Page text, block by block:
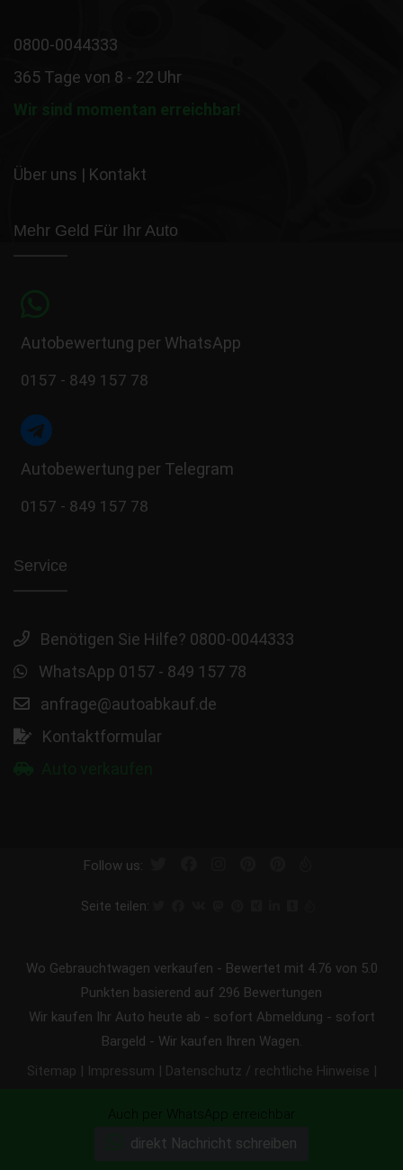
0800-0044333
365 Tage von 8 - 22 Uhr
Wir sind momentan erreichbar!
Über uns | Kontakt
Mehr Geld Für Ihr Auto
Autobewertung per WhatsApp
0157 - 849 157 78
Autobewertung per Telegram
0157 - 849 157 78
Service
Benötigen Sie Hilfe? 0800-0044333
WhatsApp 0157 - 849 157 78
anfrage@autoabkauf.de
Kontaktformular
Follow us:
Seite teilen:
Wo Gebrauchtwagen verkaufen - Bewertet mit 4.76 von 5.0
Punkten basierend auf 296 Bewertungen
Wir kaufen Ihr Auto heute ab - sofort Abmeldung - sofort
Bargeld - Wir kaufen Ihren Wagen.
Sitemap | Impressum | Datenschutz / rechtliche Hinweise |
Auch per WhatsApp erreichbar
direkt Nachricht schreiben